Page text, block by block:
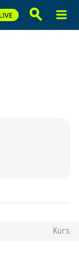
Kurs